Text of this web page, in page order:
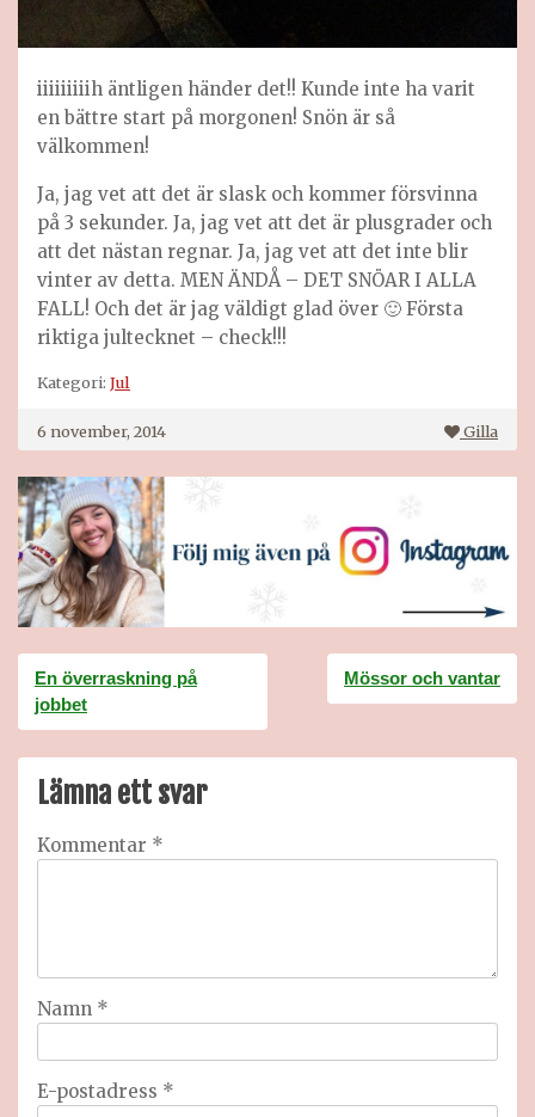
iiiiiiiiih äntligen händer det!! Kunde inte ha varit
en bättre start på morgonen! Snön är så
välkommen!
Ja, jag vet att det är slask och kommer försvinna
på 3 sekunder. Ja, jag vet att det är plusgrader och
att det nästan regnar. Ja, jag vet att det inte blir
vinter av detta. MEN ÄNDÅ – DET SNÖAR I ALLA
FALL! Och det är jag väldigt glad över 🙂 Första
riktiga jultecknet – check!!!
Kategori: Jul
6 november, 2014 Gilla
Inläggsnavigering
En överraskning på
jobbet
Mössor och vantar
Lämna ett svar
Kommentar *
Namn *
E-postadress *